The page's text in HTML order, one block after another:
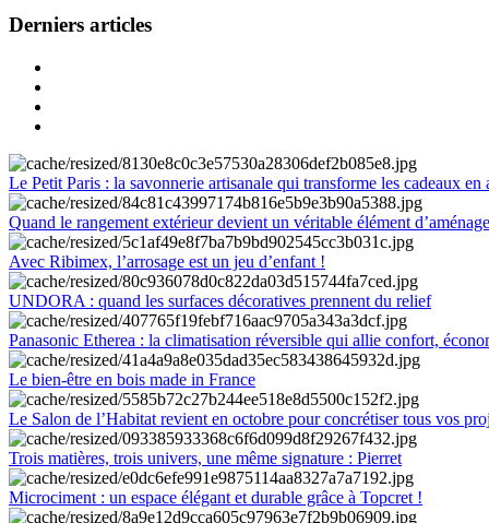
Derniers articles
Le Petit Paris : la savonnerie artisanale qui transforme les cadeaux en
Quand le rangement extérieur devient un véritable élément
Avec Ribimex, l’arrosage est un jeu d’enfant !
UNDORA : quand les surfaces décoratives prennent du relief
Panasonic Etherea : la climatisation réversible qui allie confort,
Le bien-être en bois made in France
Le Salon de l’Habitat revient en octobre pour concrétiser tous vos
Trois matières, trois univers, une même signature : Pierret
Microciment : un espace élégant et durable grâce à Topcret !